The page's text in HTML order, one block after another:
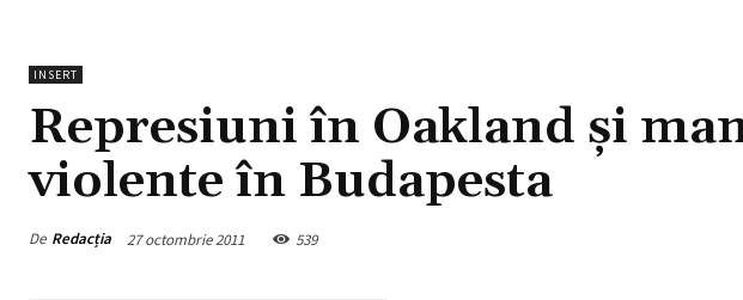
INSERT
Represiuni în Oakland şi
violente în Budapesta
De Redacția 27 octombrie 2011 539